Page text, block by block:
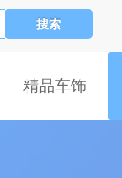
搜索
精品车饰